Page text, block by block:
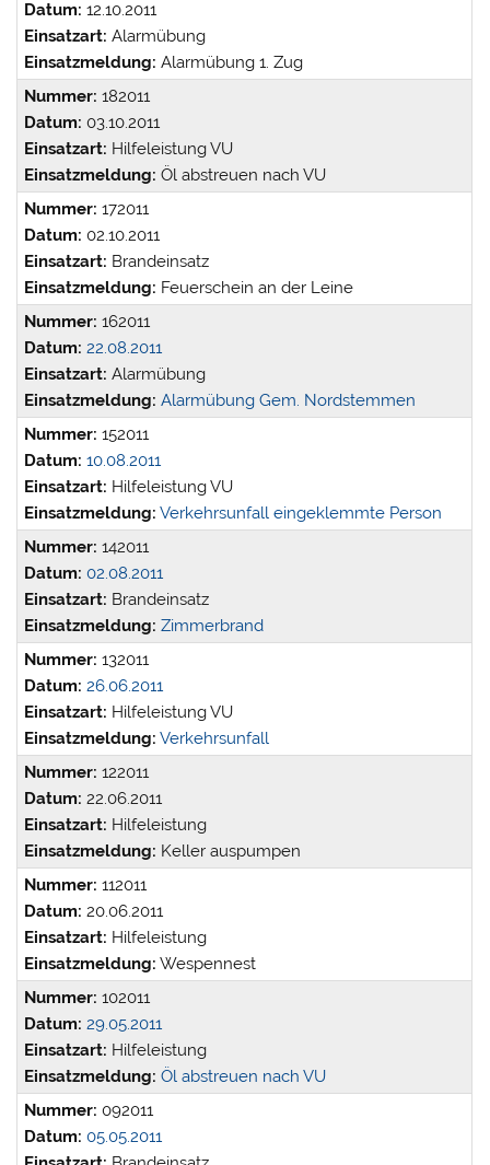
Datum: 12.10.2011
Einsatzart: Alarmübung
Einsatzmeldung: Alarmübung 1. Zug
Nummer: 182011
Datum: 03.10.2011
Einsatzart: Hilfeleistung VU
Einsatzmeldung: Öl abstreuen nach VU
Nummer: 172011
Datum: 02.10.2011
Einsatzart: Brandeinsatz
Einsatzmeldung: Feuerschein an der Leine
Nummer: 162011
Datum: 22.08.2011
Einsatzart: Alarmübung
Einsatzmeldung: Alarmübung Gem. Nordstemmen
Nummer: 152011
Datum: 10.08.2011
Einsatzart: Hilfeleistung VU
Einsatzmeldung: Verkehrsunfall eingeklemmte Person
Nummer: 142011
Datum: 02.08.2011
Einsatzart: Brandeinsatz
Einsatzmeldung: Zimmerbrand
Nummer: 132011
Datum: 26.06.2011
Einsatzart: Hilfeleistung VU
Einsatzmeldung: Verkehrsunfall
Nummer: 122011
Datum: 22.06.2011
Einsatzart: Hilfeleistung
Einsatzmeldung: Keller auspumpen
Nummer: 112011
Datum: 20.06.2011
Einsatzart: Hilfeleistung
Einsatzmeldung: Wespennest
Nummer: 102011
Datum: 29.05.2011
Einsatzart: Hilfeleistung
Einsatzmeldung: Öl abstreuen nach VU
Nummer: 092011
Datum: 05.05.2011